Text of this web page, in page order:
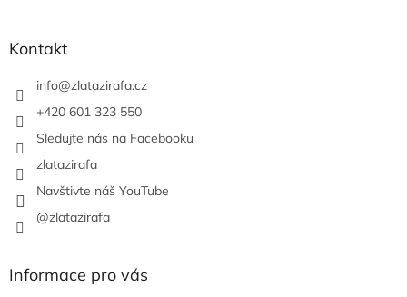
Kontakt
info@zlatazirafa.cz
+420 601 323 550
Sledujte nás na Facebooku
zlatazirafa
Navštivte náš YouTube
@zlatazirafa
Informace pro vás